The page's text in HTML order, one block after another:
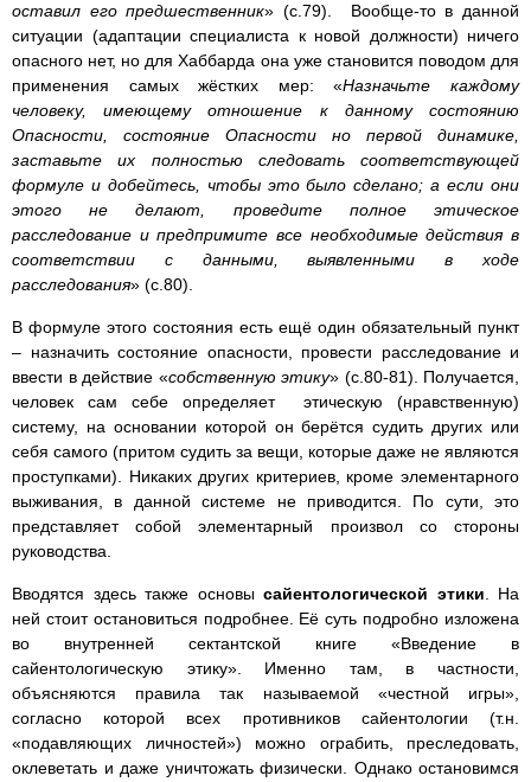
оставил его предшественник» (с.79). Вообще-то в данной
ситуации (адаптации специалиста к новой должности) ничего
опасного нет, но для Хаббарда она уже становится поводом для
применения самых жёстких мер: «Назначьте каждому
человеку, имеющему отношение к данному состоянию
Опасности, состояние Опасности но первой динамике,
заставьте их полностью следовать соответствующей
формуле и добейтесь, чтобы это было сделано; а если они
этого не делают, проведите полное этическое
расследование и предпримите все необходи­мые действия в
соответствии с данными, выявленными в ходе
расследования» (с.80).
В формуле этого состояния есть ещё один обязательный пункт
– назначить состояние опасности, провести расследование и
ввести в действие «собственную этику» (с.80-81). Получается,
человек сам себе определяет этическую (нравственную)
систему, на основании которой он берётся судить других или
себя самого (притом судить за вещи, которые даже не являются
проступками). Никаких других критериев, кроме элементарного
выживания, в данной системе не приводится. По сути, это
представляет собой элементарный произвол со стороны
руководства.
Вводятся здесь также основы сайентологической этики . На
ней стоит остановиться подробнее. Её суть подробно изложена
во внутренней сектантской книге «Введение в
сайентологическую этику». Именно там, в частности,
объясняются правила так называемой «честной игры»,
согласно которой всех противников сайентологии (т.н.
«подавляющих личностей») можно ограбить, преследовать,
оклеветать и даже уничтожать физически. Однако остановимся